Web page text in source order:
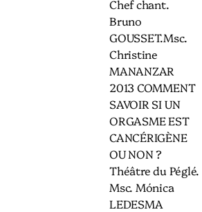
Chef chant.
Bruno
GOUSSET.Msc.
Christine
MANANZAR
2013 COMMENT
SAVOIR SI UN
ORGASME EST
CANCÉRIGÈNE
OU NON ?
Théâtre du Péglé.
Msc. Mónica
LEDESMA